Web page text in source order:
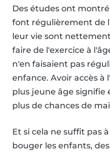
Des études ont
font régulièrement de
leur vie sont
faire de l'exercice à
n'en faisaient pas
enfance. Avoir accès à
plus jeune âge signifie
plus de chances de
Et si cela ne suffit pas
bouger les enfants,